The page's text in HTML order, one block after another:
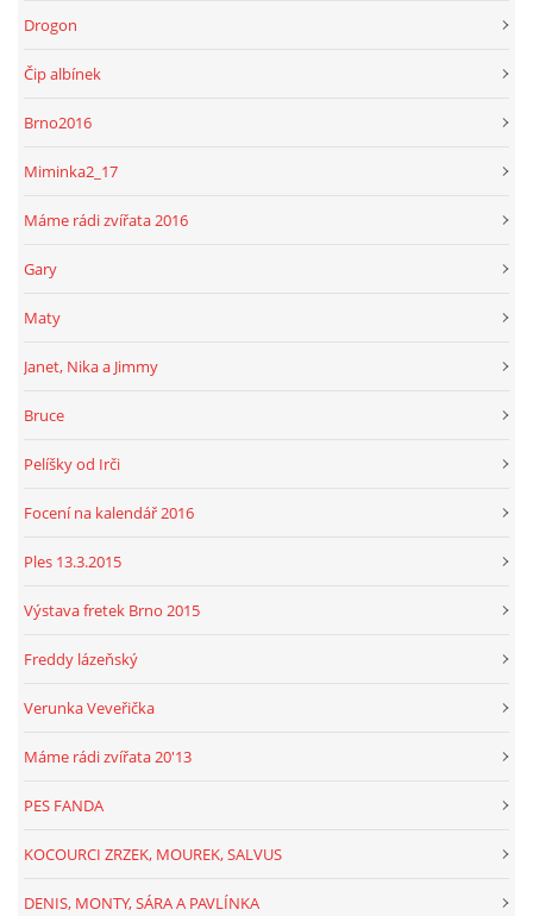
Drogon
Čip albínek
Brno2016
Miminka2_17
Máme rádi zvířata 2016
Gary
Maty
Janet, Nika a Jimmy
Bruce
Pelíšky od Irči
Focení na kalendář 2016
Ples 13.3.2015
Výstava fretek Brno 2015
Freddy lázeňský
Verunka Veveřička
Máme rádi zvířata 20'13
PES FANDA
KOCOURCI ZRZEK, MOUREK, SALVUS
DENIS, MONTY, SÁRA A PAVLÍNKA